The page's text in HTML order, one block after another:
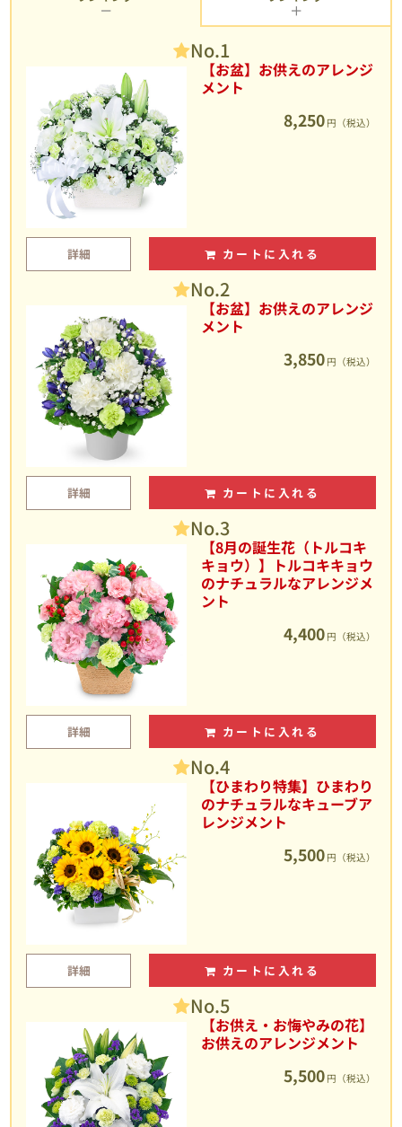
No.1
【お盆】お供えのアレンジ
メント
8,250 円（税込）
詳細 カートに入れる
No.2
【お盆】お供えのアレンジ
メント
3,850 円（税込）
詳細 カートに入れる
No.3
【8月の誕生花（トルコキ
キョウ）】トルコキキョウ
のナチュラルなアレンジメ
ント
4,400 円（税込）
詳細 カートに入れる
No.4
【ひまわり特集】ひまわり
のナチュラルなキューブア
レンジメント
5,500 円（税込）
詳細 カートに入れる
No.5
【お供え・お悔やみの花】
お供えのアレンジメント
5,500 円（税込）